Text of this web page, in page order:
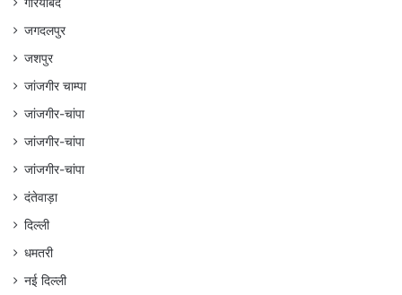
जगदलपुर
जशपुर
जांजगीर चाम्पा
जांजगीर-चांपा
जांजगीर-चांपा
जांजगीर-चांपा
दंतेवाड़ा
दिल्ली
धमतरी
नई दिल्ली